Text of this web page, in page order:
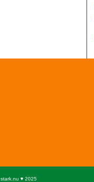
stark.nu ♥ 2025